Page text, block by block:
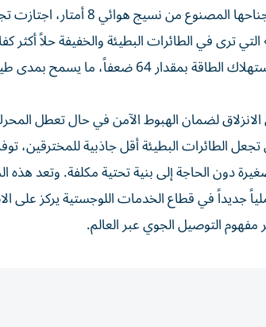
وكشفت الشركة أن طائرتها الجديدة التي
ترى في الطائرات البطيئة والخفيفة حلاً أكثر
الانزلاق لضمان الهبوط الآمن في حال تعطل
الطائرات البطيئة أقل جاذبية للمخترقين،
دون الحاجة إلى بنية تحتية مكلفة. وتعد هذه
في قطاع الخدمات اللوجستية يركز على
مفهوم التوصيل الجوي عبر العالم.